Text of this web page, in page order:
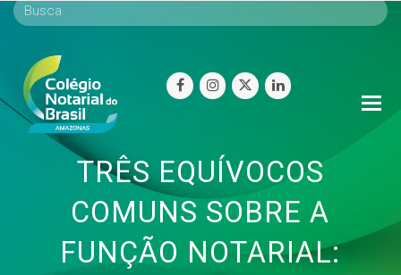
facebookinstagram
twitterlinkedin
TRÊS EQUÍVOCOS
COMUNS SOBRE A
FUNÇÃO NOTARIAL: